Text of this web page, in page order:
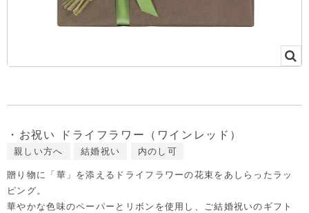
・お祝い ドライフラワー（ワインレッド）
親しい方へ 結婚祝い 内のし可
贈り物に「華」を添えるドライフラワーの花束をあしらったラッ
ピング。
華やかな色味のペーパーとリボンを使用し、ご結婚祝いのギフト